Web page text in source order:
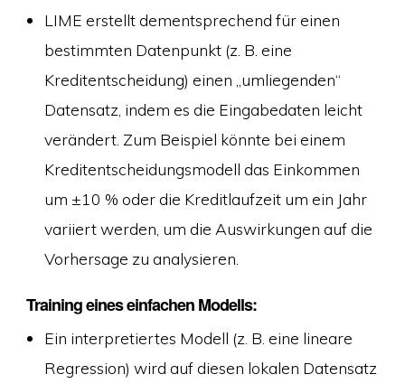
LIME erstellt dementsprechend für einen
bestimmten Datenpunkt (z. B. eine
Kreditentscheidung) einen „umliegenden“
Datensatz, indem es die Eingabedaten leicht
verändert. Zum Beispiel könnte bei einem
Kreditentscheidungsmodell das Einkommen
um ±10 % oder die Kreditlaufzeit um ein Jahr
variiert werden, um die Auswirkungen auf die
Vorhersage zu analysieren.
Training eines einfachen Modells:
Ein interpretiertes Modell (z. B. eine lineare
Regression) wird auf diesen lokalen Datensatz